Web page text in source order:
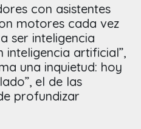
con asistentes
motores cada vez
ser inteligencia
artificial”,
una inquietud: hoy
el de las
profundizar